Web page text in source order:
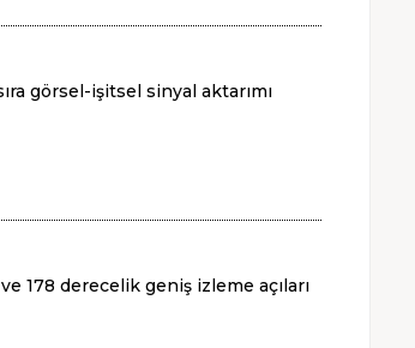
görsel-işitsel sinyal aktarımı
178 derecelik geniş izleme açıları